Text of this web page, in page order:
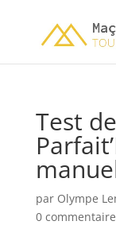
Test
par Olympe
0